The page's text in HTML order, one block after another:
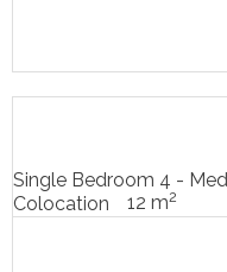
Single Bedroom 4 -
Colocation
12 m2